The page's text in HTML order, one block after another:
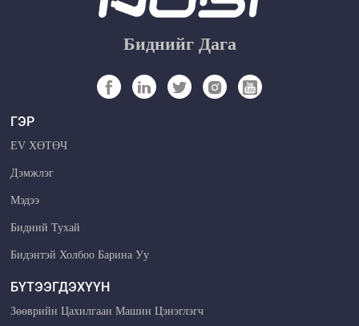
Биднийг Дага
ГЭР
EV ХӨТӨЧ
Дэмжлэг
Мэдээ
Бидний Тухай
Бидэнтэй Холбоо Барина Уу
БҮТЭЭГДЭХҮҮН
Зөөврийн Цахилгаан Машин Цэнэглэгч